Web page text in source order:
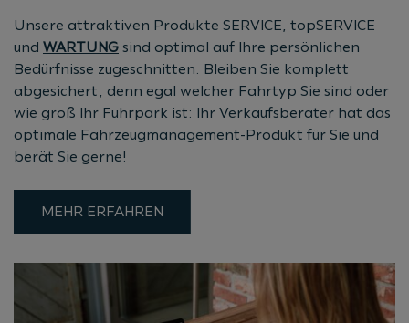
Unsere attraktiven Produkte SERVICE, topSERVICE
und WARTUNG sind optimal auf Ihre persönlichen
Bedürfnisse zugeschnitten. Bleiben Sie komplett
abgesichert, denn egal welcher Fahrtyp Sie sind oder
wie groß Ihr Fuhrpark ist: Ihr Verkaufsberater hat das
optimale Fahrzeugmanagement-Produkt für Sie und
berät Sie gerne!
MEHR ERFAHREN